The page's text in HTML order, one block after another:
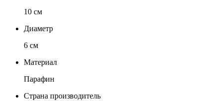
10 см
Диаметр
6 см
Материал
Парафин
Страна производитель